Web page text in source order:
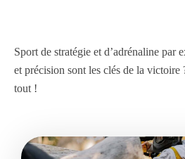
Sport de stratégie et d’adrénaline par
et précision sont les clés de la
tout !